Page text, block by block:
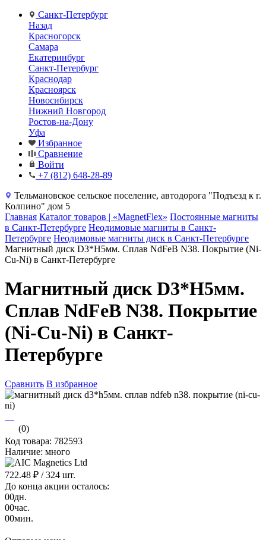
Санкт-Петербург
Назад
Красногорск
Самара
Екатеринбург
Санкт-Петербург
Краснодар
Красноярск
Новосибирск
Нижний Новгород
Ростов-на-Дону
Уфа
Избранное
Сравнение
Войти
+7 (812) 648-28-89
Тельмановское сельское поселение, автодорога "Подъезд к г.
Колпино" дом 5
Главная Каталог товаров | «MagnetFlex» Постоянные магниты
в Санкт-Петербурге Неодимовые магниты в Санкт-
Петербурге Неодимовые магниты диск в Санкт-Петербурге
Магнитный диск D3*H5мм. Сплав NdFeB N38. Покрытие (Ni-
Cu-Ni) в Санкт-Петербурге
Магнитный диск D3*H5мм.
Сплав NdFeB N38. Покрытие
(Ni-Cu-Ni) в Санкт-
Петербурге
Сравнить В избранное
(0)
Код товара: 782593
Наличие: много
722.48 ₽ / 324 шт.
До конца акции осталось:
00дн.
00час.
00мин.